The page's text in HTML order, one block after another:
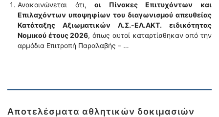
Ανακοινώνεται ότι,οι Πίνακες Επιτυχόντων και
Επιλαχόντων υποψηφίων του διαγωνισμού απευθείας
Κατάταξης Αξιωματικών Λ.Σ.-ΕΛ.ΑΚΤ. ειδικότητας
Νομικού έτους 2026, όπως αυτοί καταρτίσθηκαν από την
αρμόδια Επιτροπή Παραλαβής – …
Αποτελέσματα αθλητικών δοκιμασιών